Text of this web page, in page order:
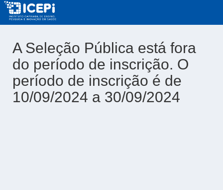
A Seleção Pública está fora
do período de inscrição. O
período de inscrição é de
10/09/2024 a 30/09/2024